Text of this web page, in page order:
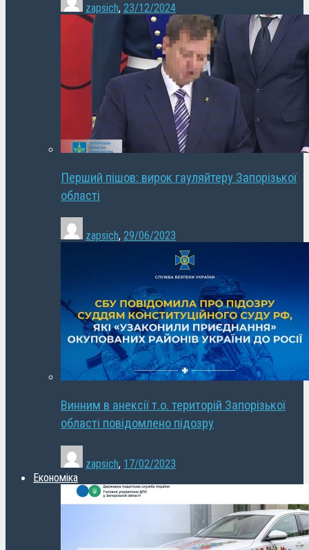
zapsich, 23/12/2024
Перший пішов: вирок гауляйтеру Запорізької
області
zapsich, 29/06/2023
Винним в анексії т.о. територій Запорізької
області повідомлено підозру
zapsich, 17/02/2023
Економіка